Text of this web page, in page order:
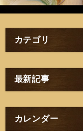
カテゴリ
最新記事
カレンダー